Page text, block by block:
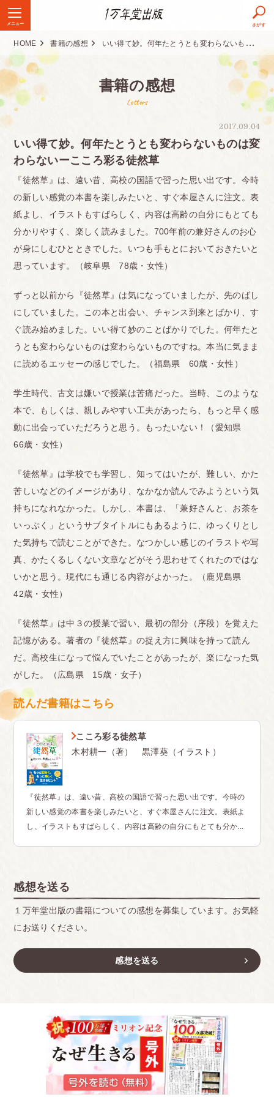
メニュー さがす
HOME 書籍の感想 いい得て妙。何年たとうとも変わらないものは変わらないーこころ彩る徒然草
書籍の感想
Letters
2017.09.04
いい得て妙。何年たとうとも変わらないものは変
わらないーこころ彩る徒然草
『徒然草』は、遠い昔、高校の国語で習った思い出です。今時
の新しい感覚の本書を楽しみたいと、すぐ本屋さんに注文。表
紙よし、イラストもすばらしく、内容は高齢の自分にもとても
分かりやすく、楽しく読みました。700年前の兼好さんのお心
が身にしむひとときでした。いつも手もとにおいておきたいと
思っています。（岐阜県 78歳・女性）
ずっと以前から『徒然草』は気になっていましたが、先のばし
にしていました。この本と出会い、チャンス到来とばかり、す
ぐ読み始めました。いい得て妙のことばかりでした。何年たと
うとも変わらないものは変わらないものですね。本当に気まま
に読めるエッセーの感じでした。（福島県 60歳・女性）
学生時代、古文は嫌いで授業は苦痛だった。当時、このような
本で、もしくは、親しみやすい工夫があったら、もっと早く感
動に出会っていただろうと思う。もったいない！（愛知県
66歳・女性）
『徒然草』は学校でも学習し、知ってはいたが、難しい、かた
苦しいなどのイメージがあり、なかなか読んでみようという気
持ちになれなかった。しかし、本書は、「兼好さんと、お茶を
いっぷく」というサブタイトルにもあるように、ゆっくりとし
た気持ちで読むことができた。なつかしい感じのイラストや写
真、かたくるしくない文章などがそう思わせてくれたのではな
いかと思う。現代にも通じる内容がよかった。（鹿児島県
42歳・女性）
『徒然草』は中３の授業で習い、最初の部分（序段）を覚えた
記憶がある。著者の『徒然草』の捉え方に興味を持って読ん
だ。高校生になって悩んでいたことがあったが、楽になった気
がした。（広島県 15歳・女子）
読んだ書籍はこちら
こころ彩る徒然草
木村耕一（著） 黒澤葵（イラスト）
『徒然草』は、遠い昔、高校の国語で習った思い出です。今時の
新しい感覚の本書を楽しみたいと、すぐ本屋さんに注文。表紙よ
し、イラストもすばらしく、内容は高齢の自分にもとても分か...
感想を送る
１万年堂出版の書籍についての感想を募集しています。お気軽
にお送りください。
感想を送る